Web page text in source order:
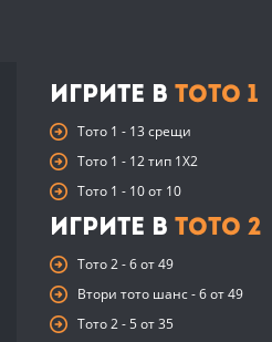
Игрите в Тото 1
Тото 1 - 13 срещи
Тото 1 - 12 тип 1X2
Тото 1 - 10 от 10
Игрите в Тото 2
Тото 2 - 6 от 49
Втори тото шанс - 6 от 49
Тото 2 - 5 от 35